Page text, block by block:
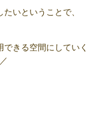
いということで、
できる空間にしていく